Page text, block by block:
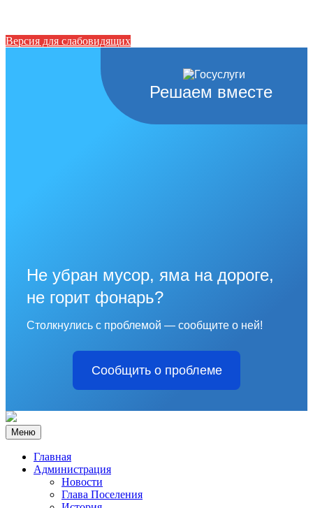
Версия для слабовидящих
Решаем вместе
Не убран мусор, яма на дороге,
не горит фонарь?
Столкнулись с проблемой — сообщите о ней!
Сообщить о проблеме
Меню
Главная
Администрация
Новости
Глава Поселения